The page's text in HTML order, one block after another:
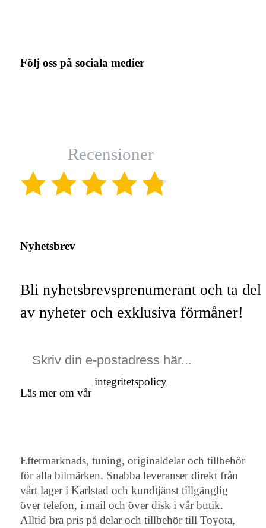
Följ oss på sociala medier
Recensioner
Nyhetsbrev
Bli nyhetsbrevsprenumerant och ta del
av nyheter och exklusiva förmåner!
Läs mer om vår
integritetspolicy
Eftermarknads, tuning, originaldelar och tillbehör
för alla bilmärken. Snabba leveranser direkt från
vårt lager i Karlstad och kundtjänst tillgänglig
över telefon, i mail och över disk i vår butik.
Alltid bra pris på delar och tillbehör till Toyota,